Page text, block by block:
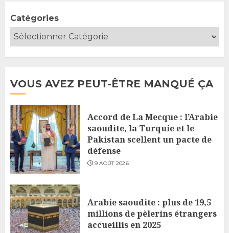
Catégories
VOUS AVEZ PEUT-ÊTRE MANQUÉ ÇA
Accord de La Mecque : l’Arabie
saoudite, la Turquie et le
Pakistan scellent un pacte de
défense
9 AOÛT 2026
Arabie saoudite : plus de 19,5
millions de pèlerins étrangers
accueillis en 2025